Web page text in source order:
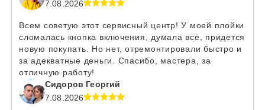
7.08.2026
Всем советую этот сервисный центр! У моей плойки
сломалась кнопка включения, думала всё, придется
новую покупать. Но нет, отремонтировали быстро и
за адекватные деньги. Спасибо, мастера, за
отличную работу!
Сидоров Георгий
7.08.2026